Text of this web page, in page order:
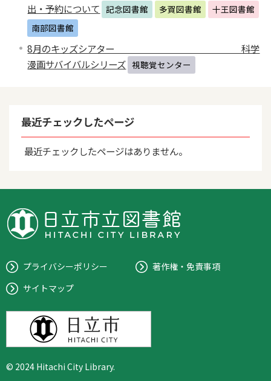
出・予約について 記念図書館 多賀図書館
十王図書館
南部図書館
8月のキッズシアター 科学
漫画サバイバルシリーズ 視聴覚センター
最近チェックしたページ
最近チェックしたページはありません。
プライバシーポリシー
著作権・免責事項
サイトマップ
© 2024 Hitachi City Library.